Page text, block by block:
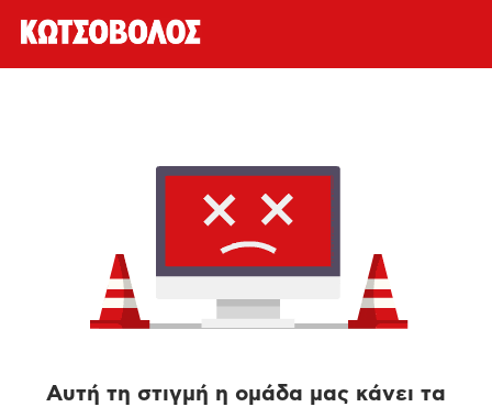
Αυτή τη στιγμή η ομάδα μας κάνει τα